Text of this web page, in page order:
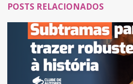
POSTS RELACIONADOS